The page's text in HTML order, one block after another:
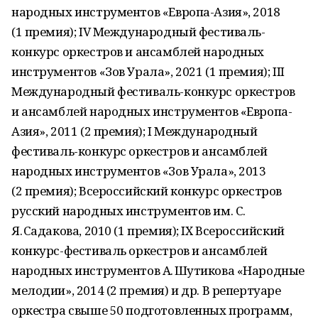
народных инструментов «Европа-Азия», 2018
(1 премия); IV Международный фестиваль-
конкурс оркестров и ансамблей народных
инструментов «Зов Урала», 2021 (1 премия); III
Международный фестиваль-конкурс оркестров
и ансамблей народных инструментов «Европа-
Азия», 2011 (2 премия); I Международный
фестиваль-конкурс оркестров и ансамблей
народных инструментов «Зов Урала», 2013
(2 премия); Всероссийский конкурс оркестров
русский народных инструментов им. С.
Я. Садакова, 2010 (1 премия); IX Всероссийский
конкурс-фестиваль оркестров и ансамблей
народных инструментов А. Шутикова «Народные
мелодии», 2014 (2 премия) и др. В репертуаре
оркестра свыше 50 подготовленных программ,